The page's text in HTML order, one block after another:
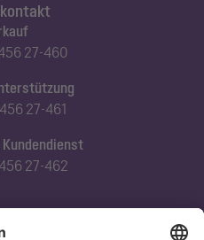
27-460
27-461
27-462
Newsletter